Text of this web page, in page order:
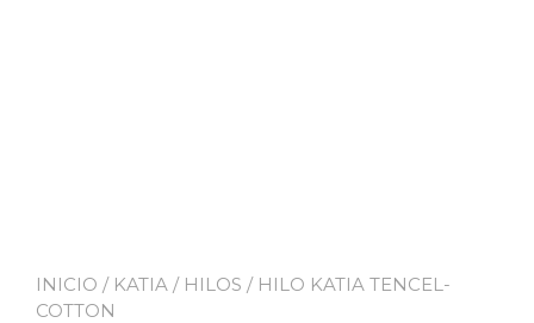
INICIO / KATIA / HILOS / HILO KATIA TENCEL-
COTTON